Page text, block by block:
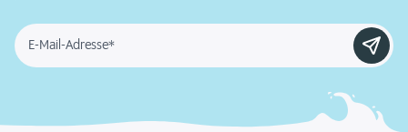
E-Mail-Adresse*